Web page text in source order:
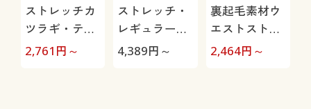
ストレッチカ
ツラギ・テー
パードパンツ
2,761 円～
ストレッチ・
レギュラーフ
ィットノータ
4,389円～
裏起毛素材ウ
エストストレ
ッチ・テーパ
2,464円～